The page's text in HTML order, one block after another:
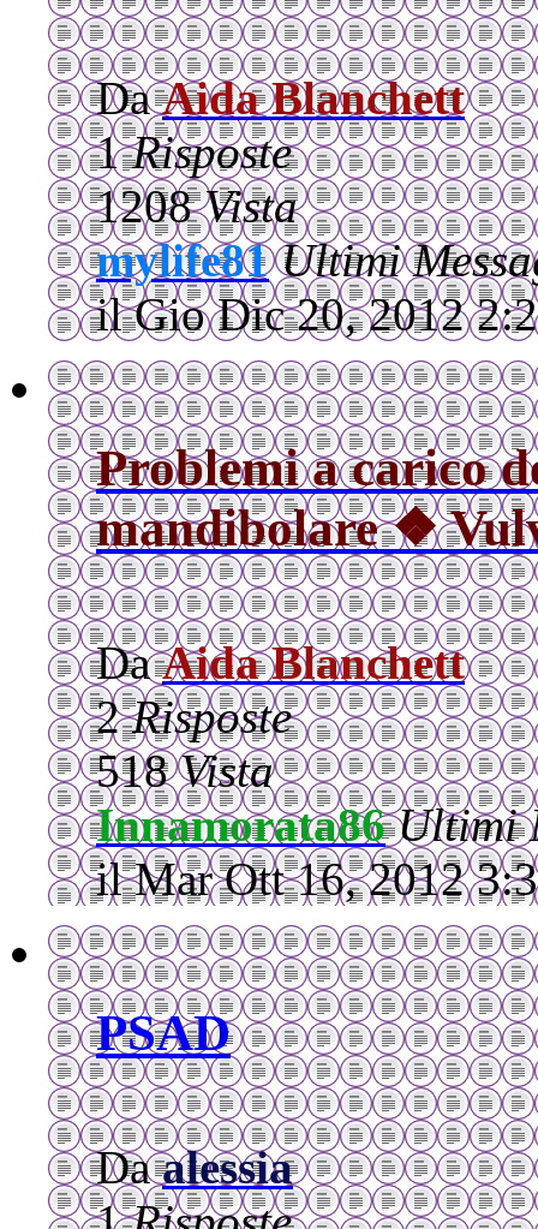
DaAida Blanchett
1Risposte
1208Vista
mylife81 Ultimi
il Gio Dic 20, 2012
Problemi a carico
mandibolare ❖
DaAida Blanchett
2Risposte
518Vista
Innamorata86 Ultimi
il Mar Ott 16, 2012
PSAD
Daalessia